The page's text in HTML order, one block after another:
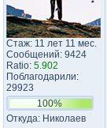
Стаж: 11 лет 11 мес.
Сообщений: 9424
Ratio: 5.902
Поблагодарили:
29923
100%
Откуда: Николаев